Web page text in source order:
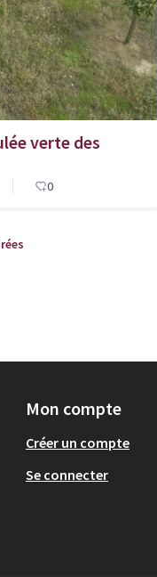
verte des
0
Mon compte
Créer un compte
Se connecter